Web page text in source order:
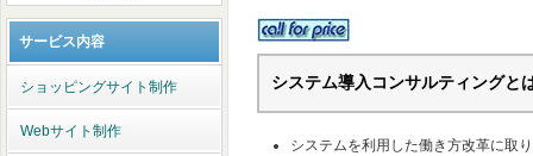
サービス内容
ショッピングサイト制作
Webサイト制作
システム導入コンサルティングと
システムを利用した働き方改革に取